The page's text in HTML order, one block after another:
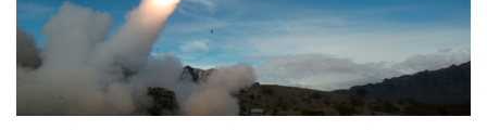
Sân khấu - Điện ảnh
Văn học
Âm nhạc
Nghệ sĩ
Thời trang
Sao Việt